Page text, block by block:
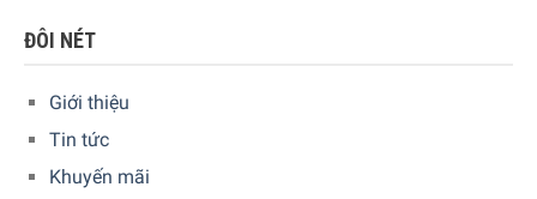
ĐÔI NÉT
Giới thiệu
Tin tức
Khuyến mãi